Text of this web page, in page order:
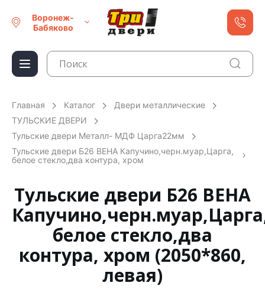
Воронеж-
Бабяково
Главная Каталог
Двери металлические
ТУЛЬСКИЕ ДВЕРИ
Тульские двери Металл- МДФ Царга22мм
Тульские двери Б26 ВЕНА Капучино,черн.муар,Царга,
белое стекло,два контура, хром
Тульские двери Б26 ВЕНА
белое стекло,два
контура, хром (2050*860,
левая)